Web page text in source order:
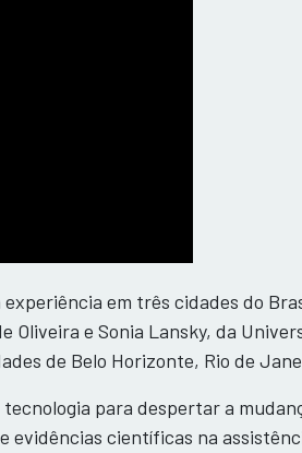
em três cidades do
e Sonia Lansky, da
de Belo Horizonte, Rio de
para despertar a
científicas na